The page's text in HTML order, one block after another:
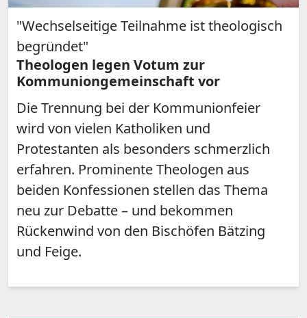
"Wechselseitige Teilnahme ist theologisch
begründet"
Theologen legen Votum zur
Kommuniongemeinschaft vor
Die Trennung bei der Kommunionfeier
wird von vielen Katholiken und
Protestanten als besonders schmerzlich
erfahren. Prominente Theologen aus
beiden Konfessionen stellen das Thema
neu zur Debatte – und bekommen
Rückenwind von den Bischöfen Bätzing
und Feige.